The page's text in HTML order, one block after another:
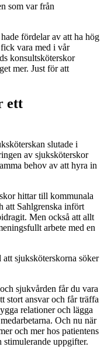
som var från
fördelar av att ha hög
vara med i vår
konsultsköterskor
mer. Just för att
ett
slutade i
av sjuksköterskor
behov av att hyra in
hittar till kommunala
att Sahlgrenska infört
Men också att allt
arbete med en
sjuksköterskorna söker
sjukvården får du vara
stort ansvar och får träffa
relationer och lägga
Och nu när
och mer hos patientens
uppgifter.